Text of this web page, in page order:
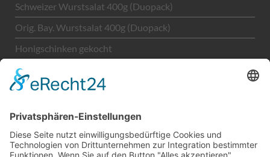
Schweizer Wurstsalat 400g (Duopack)
Orig. Bay. Wurstsalat 400g (Duopack)
Honigschinken gekocht
Unternehmen
LEGAL
Kontakt
Impressum